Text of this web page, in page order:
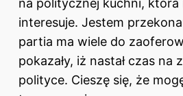
na politycznej kuchni, która
interesuje. Jestem
partia ma wiele do
pokazały, iż nastał czas na
polityce. Cieszę się, że